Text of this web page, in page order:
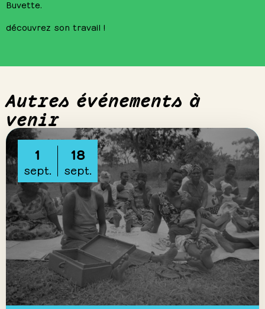
Buvette.
découvrez son travail !
Autres événements à
venir
1
sept.
18
sept.